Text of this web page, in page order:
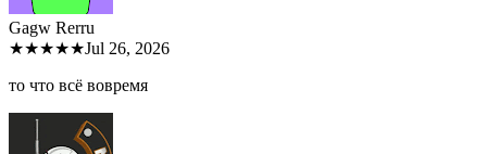
Gagw Rerru
★★★★★Jul 26, 2026
то что всё вовремя